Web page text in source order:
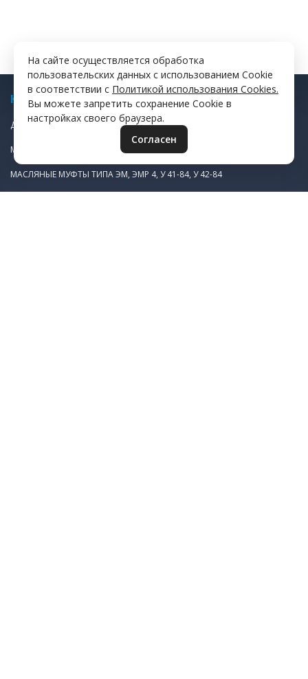
КАТАЛОГ
ДИСКИ ФРИКЦИОННЫЕ
МАСЛЯНАЯ ПУСКОВАЯ МУФТА ЭТМ 1Н983
МАСЛЯНЫЕ МУФТЫ ТИПА ЭМ, ЭМР 4, У 41-84, У 42-84
На сайте осуществляется обработка
пользовательских данных с использованием Cookie
в соответствии с Политикой использования Cookies.
Вы можете запретить сохранение Cookie в
настройках своего браузера.
Согласен